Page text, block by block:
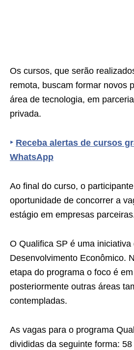
Os cursos, que serão
remota, buscam formar novos
área de tecnologia, em
privada.
‣ Receba alertas de cursos
WhatsApp
Ao final do curso, o
oportunidade de concorrer a
estágio em empresas
O Qualifica SP é uma
Desenvolvimento Econômico.
etapa do programa o foco é
posteriormente outras áreas
contempladas.
As vagas para o programa
divididas da seguinte forma: